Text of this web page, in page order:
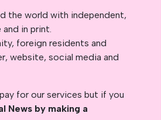
the world with independent,
in print.
foreign residents and
website, social media and
for our services but if you
News by making a